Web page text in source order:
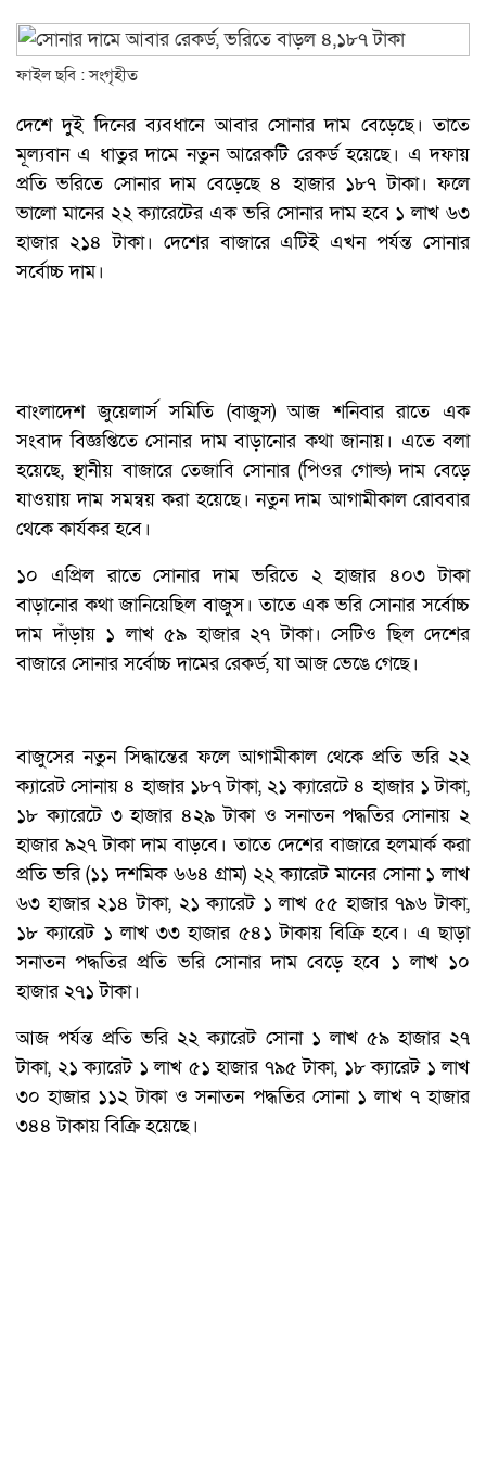
ফাইল ছবি : সংগৃহীত
দেশে দুই দিনের ব্যবধানে আবার সোনার দাম বেড়েছে। তাতে
মূল্যবান এ ধাতুর দামে নতুন আরেকটি রেকর্ড হয়েছে। এ দফায়
প্রতি ভরিতে সোনার দাম বেড়েছে ৪ হাজার ১৮৭ টাকা। ফলে
ভালো মানের ২২ ক্যারেটের এক ভরি সোনার দাম হবে ১ লাখ ৬৩
হাজার ২১৪ টাকা। দেশের বাজারে এটিই এখন পর্যন্ত সোনার
সর্বোচ্চ দাম।
বাংলাদেশ জুয়েলার্স সমিতি (বাজুস) আজ শনিবার রাতে এক
সংবাদ বিজ্ঞপ্তিতে সোনার দাম বাড়ানোর কথা জানায়। এতে বলা
হয়েছে, স্থানীয় বাজারে তেজাবি সোনার (পিওর গোল্ড) দাম বেড়ে
যাওয়ায় দাম সমন্বয় করা হয়েছে। নতুন দাম আগামীকাল রোববার
থেকে কার্যকর হবে।
১০ এপ্রিল রাতে সোনার দাম ভরিতে ২ হাজার ৪০৩ টাকা
বাড়ানোর কথা জানিয়েছিল বাজুস। তাতে এক ভরি সোনার সর্বোচ্চ
দাম দাঁড়ায় ১ লাখ ৫৯ হাজার ২৭ টাকা। সেটিও ছিল দেশের
বাজারে সোনার সর্বোচ্চ দামের রেকর্ড, যা আজ ভেঙে গেছে।
বাজুসের নতুন সিদ্ধান্তের ফলে আগামীকাল থেকে প্রতি ভরি ২২
ক্যারেট সোনায় ৪ হাজার ১৮৭ টাকা, ২১ ক্যারেটে ৪ হাজার ১ টাকা,
১৮ ক্যারেটে ৩ হাজার ৪২৯ টাকা ও সনাতন পদ্ধতির সোনায় ২
হাজার ৯২৭ টাকা দাম বাড়বে। তাতে দেশের বাজারে হলমার্ক করা
প্রতি ভরি (১১ দশমিক ৬৬৪ গ্রাম) ২২ ক্যারেট মানের সোনা ১ লাখ
৬৩ হাজার ২১৪ টাকা, ২১ ক্যারেট ১ লাখ ৫৫ হাজার ৭৯৬ টাকা,
১৮ ক্যারেট ১ লাখ ৩৩ হাজার ৫৪১ টাকায় বিক্রি হবে। এ ছাড়া
সনাতন পদ্ধতির প্রতি ভরি সোনার দাম বেড়ে হবে ১ লাখ ১০
হাজার ২৭১ টাকা।
আজ পর্যন্ত প্রতি ভরি ২২ ক্যারেট সোনা ১ লাখ ৫৯ হাজার ২৭
টাকা, ২১ ক্যারেট ১ লাখ ৫১ হাজার ৭৯৫ টাকা, ১৮ ক্যারেট ১ লাখ
৩০ হাজার ১১২ টাকা ও সনাতন পদ্ধতির সোনা ১ লাখ ৭ হাজার
৩৪৪ টাকায় বিক্রি হয়েছে।